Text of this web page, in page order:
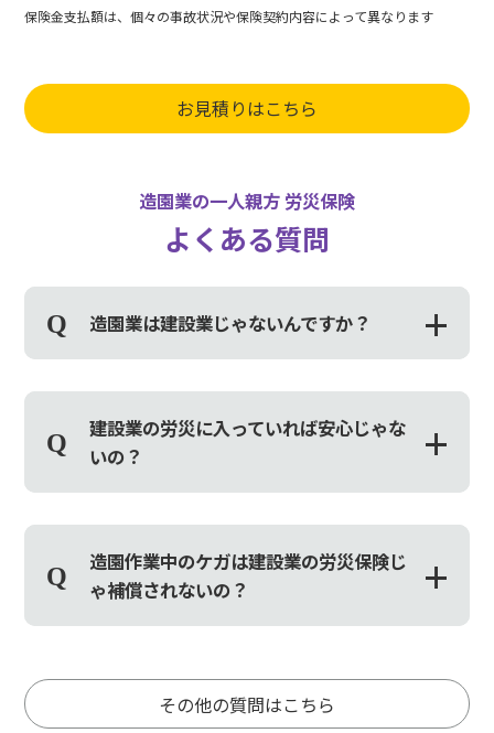
保険金支払額は、個々の事故状況や保険契約内容によって異なります
お見積りはこちら
造園業の一人親方 労災保険
よくある質問
造園業は建設業じゃないんですか？
建設業の労災に入っていれば安心じゃな
いの？
造園作業中のケガは建設業の労災保険じ
ゃ補償されないの？
その他の質問はこちら